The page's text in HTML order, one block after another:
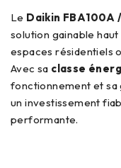
Le Daikin FBA100A
solution gainable
espaces résidentiels
Avec sa classe
fonctionnement et sa
un investissement
performante.